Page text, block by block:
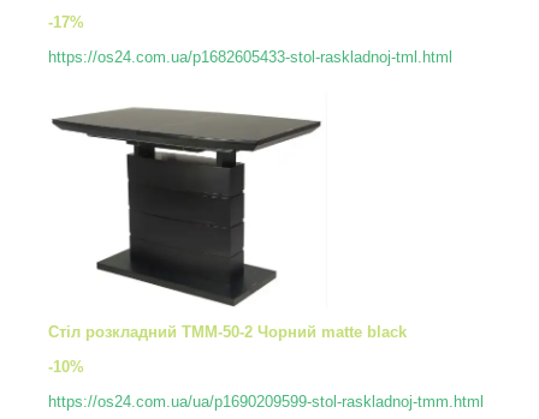
-17%
https://os24.com.ua/p1682605433-stol-raskladnoj-tml.html
Стіл розкладний TMM-50-2 Чорний matte black
-10%
https://os24.com.ua/ua/p1690209599-stol-raskladnoj-tmm.html